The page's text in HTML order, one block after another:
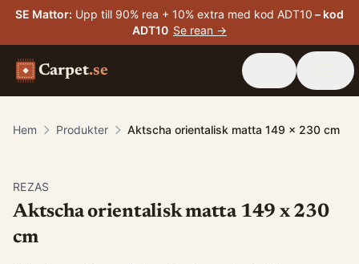
SE Mattor: Upp till 90% rea + 10% extra med kod ADT10 – kod
ADT10 Se rean →
Carpet.se
Hem Produkter Aktscha orientalisk matta 149 x 230 cm
REZAS
Aktscha orientalisk matta 149 x 230
cm